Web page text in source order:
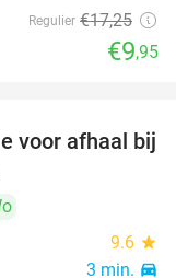
Regulier €17,25
€9,95
43%
voor afhaal bij
9.6 star
3 min. directions_car